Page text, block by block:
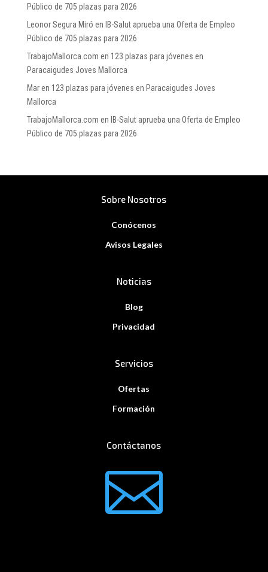
Público de 705 plazas para 2026
Leonor Segura Miró en IB-Salut aprueba una Oferta de Empleo
Público de 705 plazas para 2026
TrabajoMallorca.com en 123 plazas para jóvenes en
Paracaigudes Joves Mallorca
Maren 123 plazas para jóvenes en Paracaigudes Joves
Mallorca
TrabajoMallorca.com en IB-Salut aprueba una Oferta de Empleo
Público de 705 plazas para 2026
Sobre Nosotros
Conócenos
Avisos Legales
Noticias
Blog
Privacidad
Servicios
Ofertas
Formación
Contáctanos
